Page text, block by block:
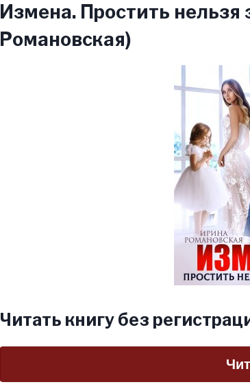
Измена. Простить нельзя
Романовская)
Читать книгу без